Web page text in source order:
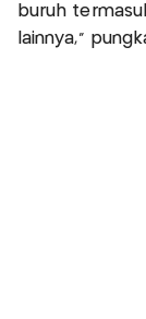
buruh
lainnya,”